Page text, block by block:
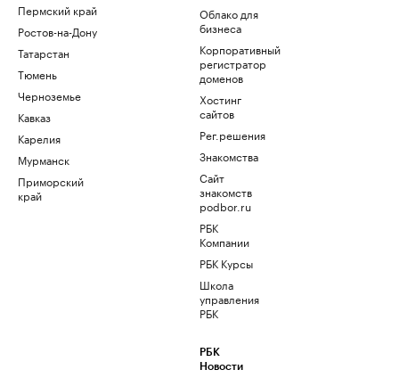
Пермский край
Ростов-на-Дону
Татарстан
Тюмень
Черноземье
Кавказ
Карелия
Мурманск
Приморский
край
Облако для
бизнеса
Корпоративный
регистратор
доменов
Хостинг
сайтов
Рег.решения
Знакомства
Сайт
знакомств
podbor.ru
РБК
Компании
РБК Курсы
Школа
управления
РБК
РБК
Новости